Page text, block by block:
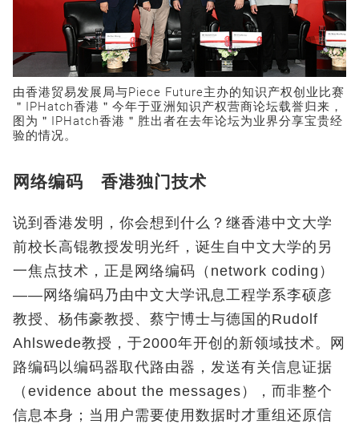
由香港贸易发展局与Piece Future主办的知识产权创业比赛
＂IPHatch香港＂今年于亚洲知识产权营商论坛载誉归来，
图为＂IPHatch香港＂胜出者在去年论坛为业界分享宝贵经
验的情况。
网络编码 香港独门技术
说到香港发明，你会想到什么？继香港中文大学
前校长高锟教授发明光纤，诞生自中文大学的另
一焦点技术，正是网络编码（network coding）
——网络编码乃由中文大学讯息工程学系李硕彦
教授、杨伟豪教授、蔡宁博士与德国的Rudolf
Ahlswede教授，于2000年开创的新领域技术。网
路编码以编码器取代路由器，发送有关信息证据
（evidence about the messages），而非整个
信息本身；当用户需要使用数据时才重组还原信